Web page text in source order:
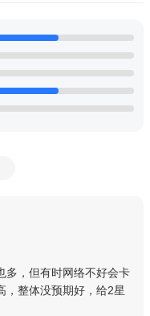
多，但有时网络不好会卡
，整体没预期好，给2星